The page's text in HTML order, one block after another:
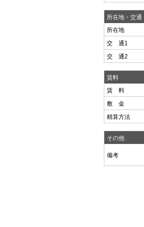
所在地・交通
所在地
交 通1
交 通2
賃料
賃 料
敷 金
精算方法
その他
備考